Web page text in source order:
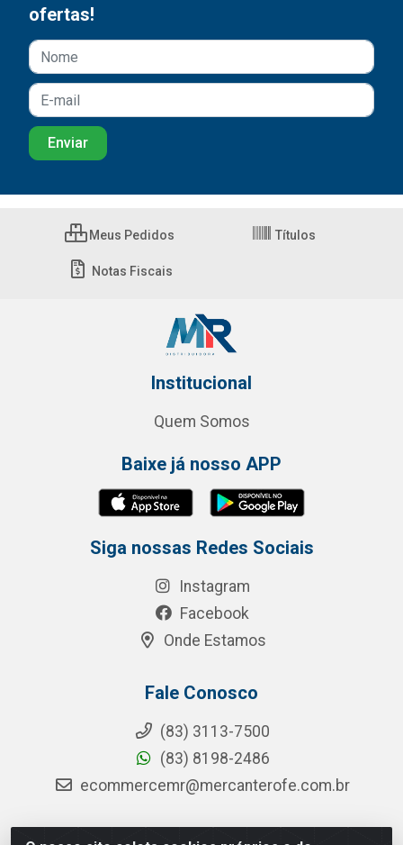
ofertas!
Meus Pedidos Títulos
Notas Fiscais
Institucional
Quem Somos
Baixe já nosso APP
Siga nossas Redes Sociais
Instagram
Facebook
Onde Estamos
Fale Conosco
(83) 3113-7500
(83) 8198-2486
ecommercemr@mercanterofe.com.br